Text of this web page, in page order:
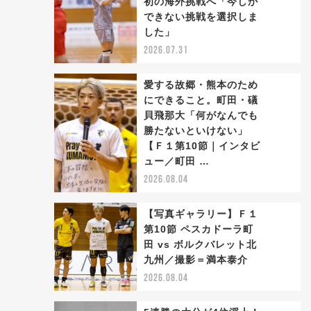
できない挑戦を選択しま
した」
2026.07.31
愛する故郷・熊本のため
にできること。町田・礒
貝飛那大「何がなんでも
勝たないといけない」
【Ｆ１第10節｜インタビ
ュー／町田 …
2026.08.04
【写真ギャラリー】Ｆ１
第10節 ペスカドーラ町
田 vs ボルクバレット北
九州／撮影＝満本泰介
2026.08.04